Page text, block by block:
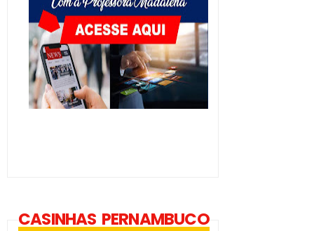
CASINHAS PERNAMBUCO